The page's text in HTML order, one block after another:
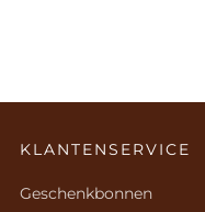
KLANTENSERVICE
Geschenkbonnen